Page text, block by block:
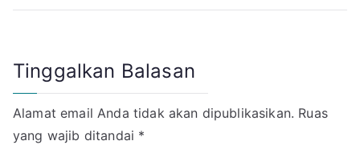
Tinggalkan Balasan
Alamat email Anda tidak akan dipublikasikan. Ruas
yang wajib ditandai *